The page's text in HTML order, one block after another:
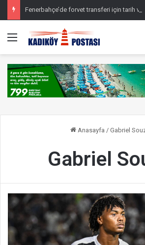
Fenerbahçe’de forvet transferi için tarih
Menü
Anasayfa / Gabriel
Gabriel